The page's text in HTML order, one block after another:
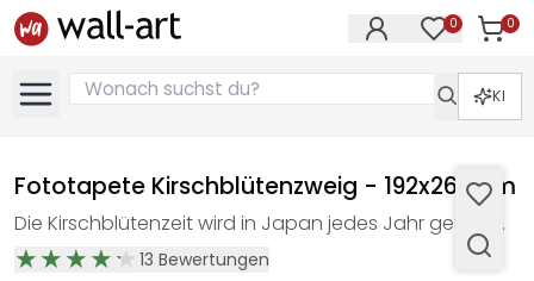
0 0
KI
Fototapete Kirschblütenzweig - 192x260 cm
Die Kirschblütenzeit wird in Japan jedes Jahr gefeiert.
13 Bewertungen